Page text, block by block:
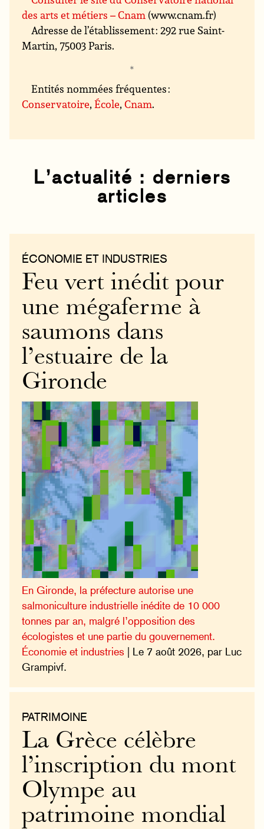
des arts et métiers – Cnam (www.cnam.fr)
Adresse de l’établissement : 292 rue Saint-
Martin, 75003 Paris.
Entités nommées fréquentes :
Conservatoire,École,Cnam.
L’actualité : derniers
articles
ÉCONOMIE ET INDUSTRIES
Feu vert inédit pour
une mégaferme à
saumons dans
l’estuaire de la
Gironde
En Gironde, la préfecture autorise une
salmoniculture industrielle inédite de 10 000
tonnes par an, malgré l’opposition des
écologistes et une partie du gouvernement.
Économie et industries | Le 7 août 2026, par Luc
Grampivf.
PATRIMOINE
La Grèce célèbre
l’inscription du mont
Olympe au
patrimoine mondial